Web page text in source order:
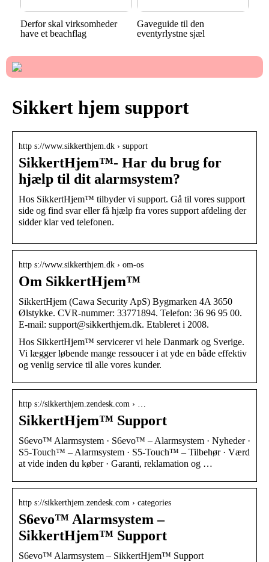
Derfor skal virksomheder
have et beachflag
Gaveguide til den
eventyrlystne sjæl
Sikkert hjem support
http s://www.sikkerthjem.dk › support
SikkertHjem™- Har du brug for
hjælp til dit alarmsystem?
Hos SikkertHjem™ tilbyder vi support. Gå til vores support
side og find svar eller få hjælp fra vores support afdeling der
sidder klar ved telefonen.
http s://www.sikkerthjem.dk › om-os
Om SikkertHjem™
SikkertHjem (Cawa Security ApS) Bygmarken 4A 3650
Ølstykke. CVR-nummer: 33771894. Telefon: 36 96 95 00.
E-mail: support@sikkerthjem.dk. Etableret i 2008.
Hos SikkertHjem™ servicerer vi hele Danmark og Sverige.
Vi lægger løbende mange ressoucer i at yde en både effektiv
og venlig service til alle vores kunder.
http s://sikkerthjem.zendesk.com › …
SikkertHjem™ Support
S6evo™ Alarmsystem · S6evo™ – Alarmsystem · Nyheder ·
S5-Touch™ – Alarmsystem · S5-Touch™ – Tilbehør · Værd
at vide inden du køber · Garanti, reklamation og …
http s://sikkerthjem.zendesk.com › categories
S6evo™ Alarmsystem –
SikkertHjem™ Support
S6evo™ Alarmsystem – SikkertHjem™ Support